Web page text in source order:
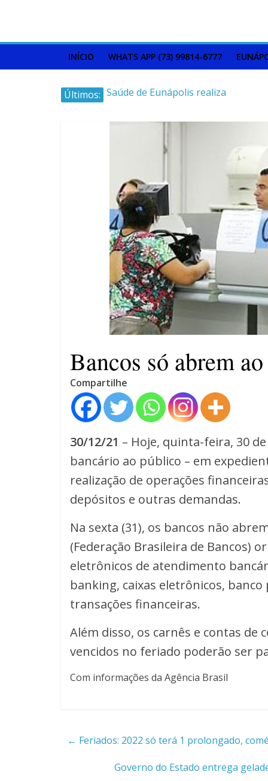
INÍCIO WHATS APP (73) 99814-6777
Últimos: Saúde de Eunápolis realiza
Dourado e Lilás
emagrecedoras na mira da
Faltam 10 dias para a
campanha começar pra valer
Ministro do STJ perde o cargo
por assédio sexual
Patrimônio de Neto Carletto
aumentou cerca de 5.600% em
4 anos
Bancos só abrem
Compartilhe
30/12/21 – Hoje, quinta-feira, 30
bancário ao público – em
realização de operações
depósitos e outras demandas.
Na sexta (31), os bancos não
(Federação Brasileira de Bancos)
eletrônicos de atendimento
banking, caixas eletrônicos,
transações financeiras.
Além disso, os carnês e contas de
vencidos no feriado poderão ser
Com informações da Agência Brasil
← Feriados: 2022 só terá 1 prolongado,
Governo do Estado entrega